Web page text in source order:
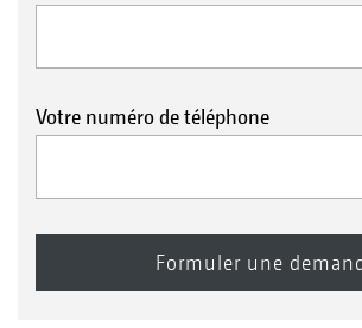
Votre numéro de téléphone